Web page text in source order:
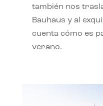
también nos
Bauhaus y al
cuenta cómo es
verano.